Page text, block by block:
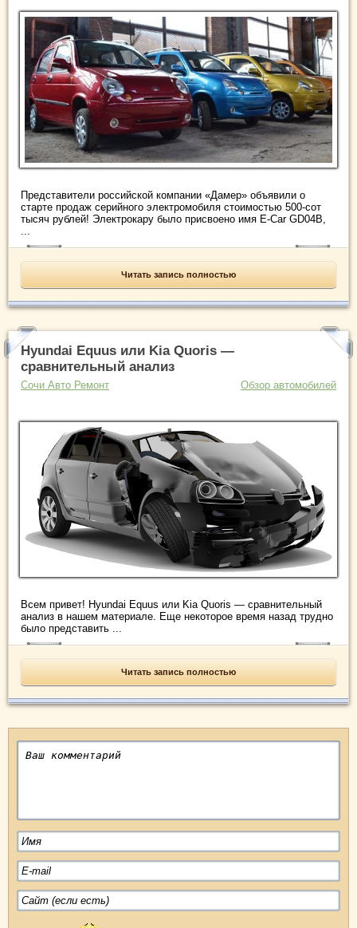
Представители российской компании «Дамер» объявили о
старте продаж серийного электромобиля стоимостью 500-сот
тысяч рублей! Электрокару было присвоено имя E-Car GD04B,
...
Читать запись полностью
Hyundai Equus или Kia Quoris —
сравнительный анализ
Сочи Авто Ремонт Обзор автомобилей
Всем привет! Hyundai Equus или Kia Quoris — сравнительный
анализ в нашем материале. Еще некоторое время назад трудно
было представить ...
Читать запись полностью